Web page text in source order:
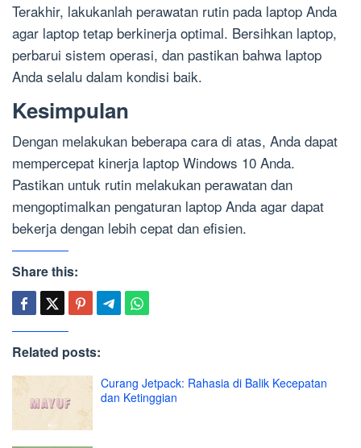
Terakhir, lakukanlah perawatan rutin pada laptop Anda
agar laptop tetap berkinerja optimal. Bersihkan laptop,
perbarui sistem operasi, dan pastikan bahwa laptop
Anda selalu dalam kondisi baik.
Kesimpulan
Dengan melakukan beberapa cara di atas, Anda dapat
mempercepat kinerja laptop Windows 10 Anda.
Pastikan untuk rutin melakukan perawatan dan
mengoptimalkan pengaturan laptop Anda agar dapat
bekerja dengan lebih cepat dan efisien.
Share this:
Related posts:
Curang Jetpack: Rahasia di Balik Kecepatan
dan Ketinggian